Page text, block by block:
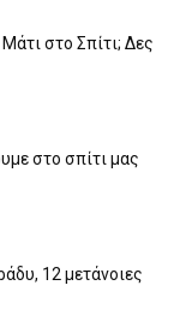
στο Σπίτι; Δες
στο σπίτι μας
12 μετάνοιες